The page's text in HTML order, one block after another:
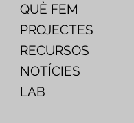
QUÈ FEM
PROJECTES
RECURSOS
NOTÍCIES
LAB